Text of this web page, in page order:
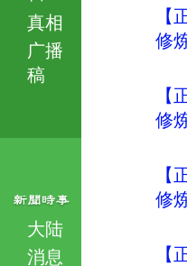
真相
广播
稿
大陆
消息
【
修
【
修
【
修
【